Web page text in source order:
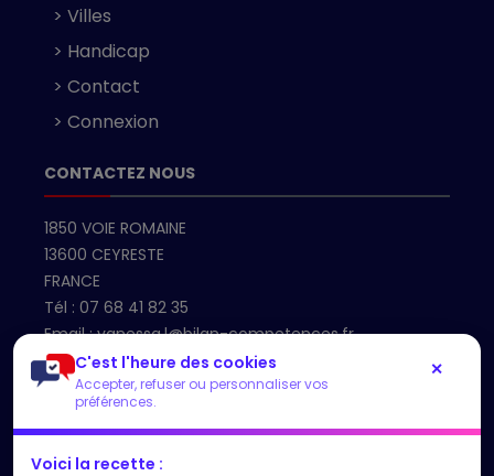
C'est l'heure des cookies
Accepter, refuser ou personnaliser vos
préférences.
✕
Voici la recette :
> Villes
> Handicap
> Contact
> Connexion
CONTACTEZ NOUS
1850 VOIE ROMAINE
13600 CEYRESTE
FRANCE
Tél : 07 68 41 82 35
Email :vanessa.l@bilan-competences.fr
Accueil
LES NEWS